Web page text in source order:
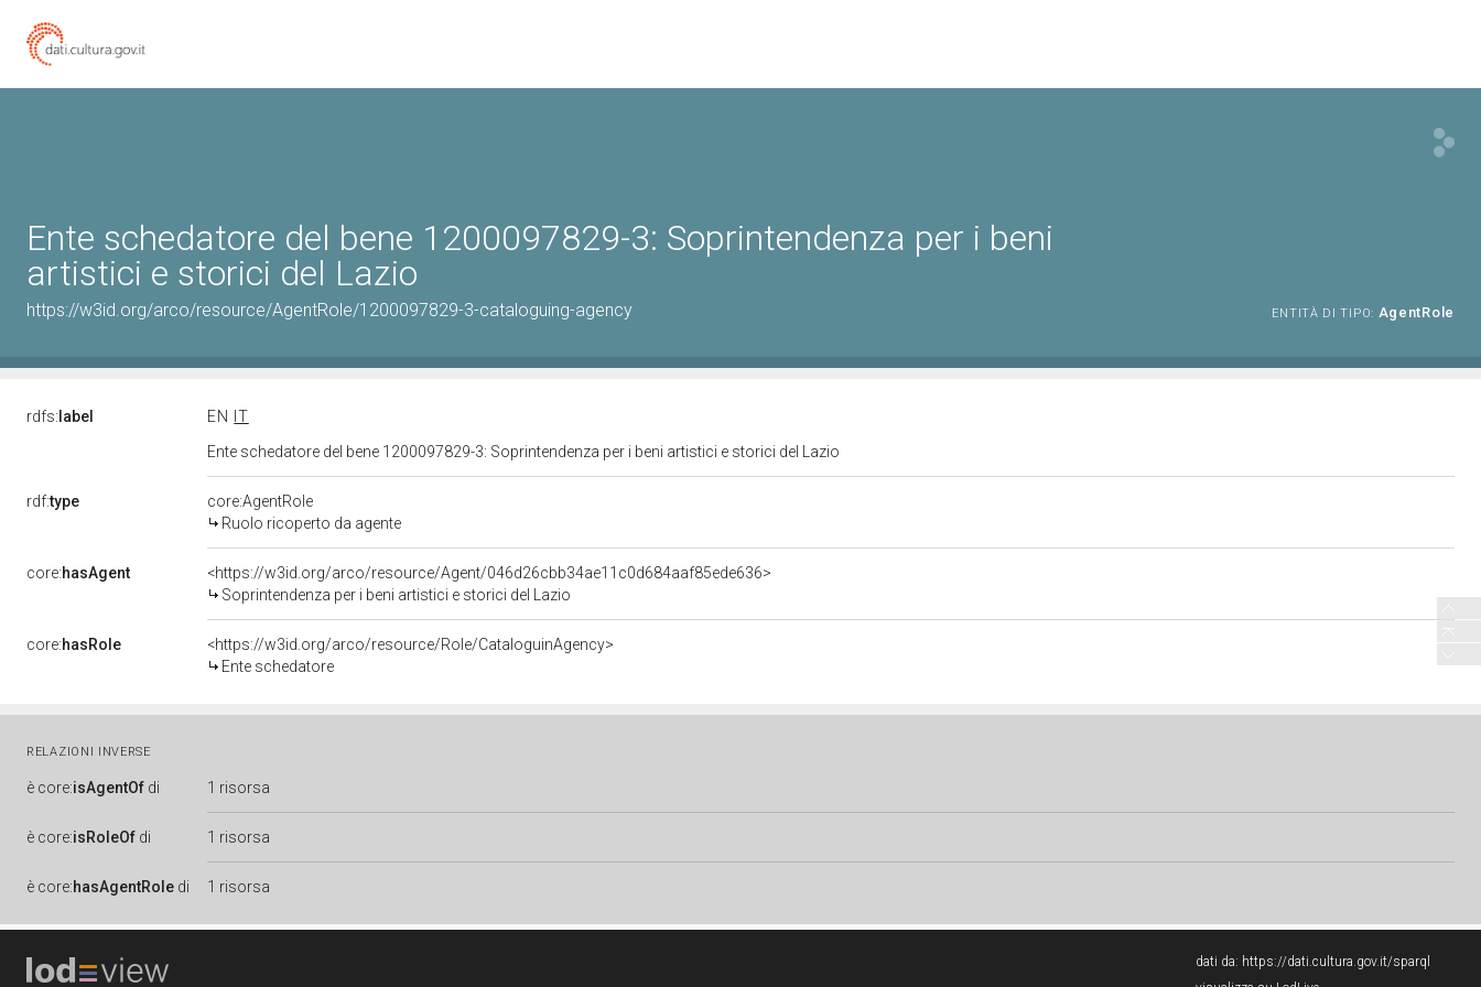
Ente schedatore del bene 1200097829-3: Soprintendenza per i beni
artistici e storici del Lazio
https://w3id.org/arco/resource/AgentRole/1200097829-3-cataloguing-agency ENTITÀ DI TIPO: AgentRole
rdfs: label EN
IT
Ente schedatore del bene 1200097829-3: Soprintendenza per i beni artistici e storici del Lazio
rdf:type
core:AgentRole
Ruolo ricoperto da agente
core:hasAgent
<https://w3id.org/arco/resource/Agent/046d26cbb34ae11c0d684aaf85ede636>
Soprintendenza per i beni artistici e storici del Lazio
core:hasRole
<https://w3id.org/arco/resource/Role/CataloguinAgency>
Ente schedatore
RELAZIONI INVERSE
è core:isAgentOf di 1 risorsa
è core:isRoleOf di 1 risorsa
è core:hasAgentRole di 1 risorsa
dati da: https://dati.cultura.gov.it/sparql